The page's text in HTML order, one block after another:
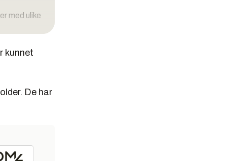
med ulike
kunnet
De har